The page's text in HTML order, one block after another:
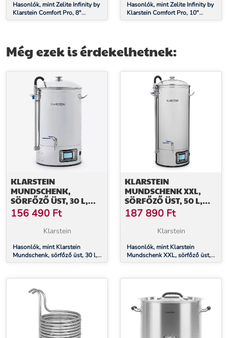
Hasonlók, mint Zelite Infinity by
Klarstein Comfort Pro, 8"
szakácskés, 56 HRC,
Hasonlók, mint Zelite Infinity by
Klarstein Comfort Pro, 10"
fenőacél, 59 HRC,
Még ezek is érdekelhetnek:
KLARSTEIN
MUNDSCHENK,
SÖRFŐZŐ ÜST, 30 L,
2500 W, SÖRFŐZŐ
BERENDEZÉS,
ROZSDAMENTES ACÉL
156 490 Ft
Klarstein
Hasonlók, mint Klarstein
Mundschenk, sörfőző üst, 30 l,
2500 W, sörfőző berendezés,
KLARSTEIN
MUNDSCHENK XXL,
SÖRFŐZŐ ÜST, 50 L,
2500 W, SÖRFŐZŐ
KÉSZÜLÉK - SZETT,
ROZSDAMENTES ACÉL
187 890 Ft
Klarstein
Hasonlók, mint Klarstein
Mundschenk XXL, sörfőző üst,
50 l, 2500 W, sörfőző készülék